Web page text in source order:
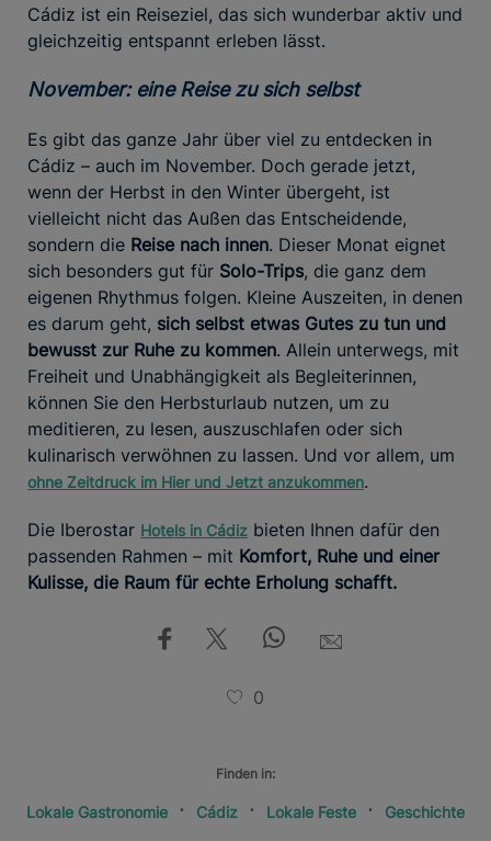
Cádiz ist ein Reiseziel, das sich wunderbar aktiv und
gleichzeitig entspannt erleben lässt.
November: eine Reise zu sich selbst
Es gibt das ganze Jahr über viel zu entdecken in
Cádiz – auch im November. Doch gerade jetzt,
wenn der Herbst in den Winter übergeht, ist
vielleicht nicht das Außen das Entscheidende,
sondern die Reise nach innen. Dieser Monat eignet
sich besonders gut für Solo-Trips, die ganz dem
eigenen Rhythmus folgen. Kleine Auszeiten, in denen
es darum geht, sich selbst etwas Gutes zu tun und
bewusst zur Ruhe zu kommen. Allein unterwegs, mit
Freiheit und Unabhängigkeit als Begleiterinnen,
können Sie den Herbsturlaub nutzen, um zu
meditieren, zu lesen, auszuschlafen oder sich
kulinarisch verwöhnen zu lassen. Und vor allem, um
ohne Zeitdruck im Hier und Jetzt anzukommen.
Die Iberostar Hotels in Cádiz bieten Ihnen dafür den
passenden Rahmen – mit Komfort, Ruhe und einer
Kulisse, die Raum für echte Erholung schafft.
0
Finden in:
Lokale Gastronomie Cádiz Lokale Feste Geschichte